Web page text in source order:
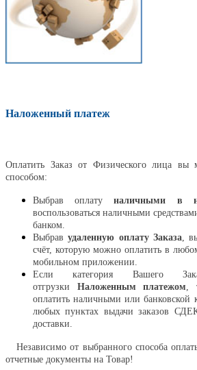
Наложенный платеж
Оплатить Заказ от Физического лица
способом:
Выбрав оплатуналичными в
воспользоваться наличными
банком.
Выбравудаленную оплату Заказа ,
счёт, которую можно оплатить в
мобильном приложении.
Если категория Вашего
отгрузки Наложенным платежом ,
оплатить наличными или банковской
любых пунктах выдачи заказов
доставки.
Независимо от выбранного способа
отчетные документы на Товар!